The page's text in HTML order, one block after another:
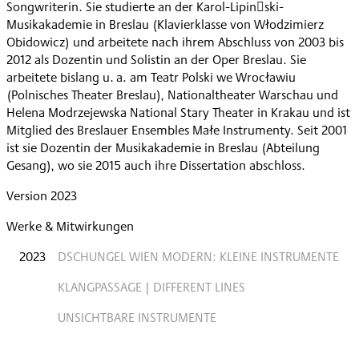
Songwriterin. Sie studierte an der Karol-Lipinski-
Musikakademie in Breslau (Klavierklasse von Włodzimierz
Obidowicz) und arbeitete nach ihrem Abschluss von 2003 bis
2012 als Dozentin und Solistin an der Oper Breslau. Sie
arbeitete bislang u. a. am Teatr Polski we Wrocławiu
(Polnisches Theater Breslau), Nationaltheater Warschau und
Helena Modrzejewska National Stary Theater in Krakau und ist
Mitglied des Breslauer Ensembles Małe Instrumenty. Seit 2001
ist sie Dozentin der Musikakademie in Breslau (Abteilung
Gesang), wo sie 2015 auch ihre Dissertation abschloss.
Version 2023
Werke & Mitwirkungen
2023
DSCHUNGEL WIEN MODERN: KLEINE INSTRUMENTE
KLANGPASSAGE | DIFFERENT LINES
UNSICHTBARE INSTRUMENTE